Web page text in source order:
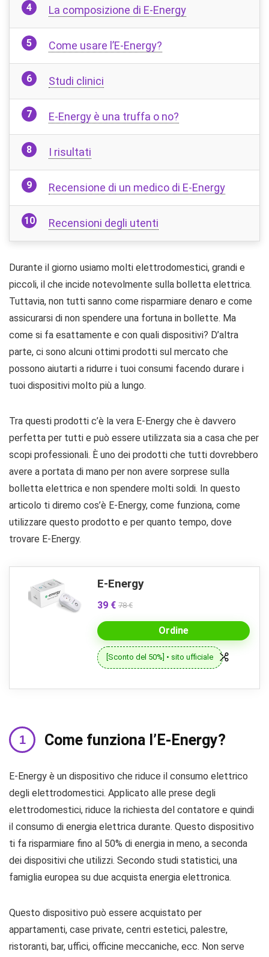
La composizione di E-Energy
Come usare l’E-Energy?
Studi clinici
E-Energy è una truffa o no?
I risultati
Recensione di un medico di E-Energy
Recensioni degli utenti
Durante il giorno usiamo molti elettrodomestici, grandi e
piccoli, il che incide notevolmente sulla bolletta elettrica.
Tuttavia, non tutti sanno come risparmiare denaro e come
assicurarsi di non spendere una fortuna in bollette. Ma
come si fa esattamente e con quali dispositivi? D’altra
parte, ci sono alcuni ottimi prodotti sul mercato che
possono aiutarti a ridurre i tuoi consumi facendo durare i
tuoi dispositivi molto più a lungo.
Tra questi prodotti c’è la vera E-Energy che è davvero
perfetta per tutti e può essere utilizzata sia a casa che per
scopi professionali. È uno dei prodotti che tutti dovrebbero
avere a portata di mano per non avere sorprese sulla
bolletta elettrica e non spendere molti soldi. In questo
articolo ti diremo cos’è E-Energy, come funziona, come
utilizzare questo prodotto e per quanto tempo, dove
trovare E-Energy.
E-Energy
39 € 78 €
Ordine
[Sconto del 50%] • sito ufficiale
Come funziona l’E-Energy?
E-Energy è un dispositivo che riduce il consumo elettrico
degli elettrodomestici. Applicato alle prese degli
elettrodomestici, riduce la richiesta del contatore e quindi
il consumo di energia elettrica durante. Questo dispositivo
ti fa risparmiare fino al 50% di energia in meno, a seconda
dei dispositivi che utilizzi. Secondo studi statistici, una
famiglia europea su due acquista energia elettronica.
Questo dispositivo può essere acquistato per
appartamenti, case private, centri estetici, palestre,
ristoranti, bar, uffici, officine meccaniche, ecc. Non serve